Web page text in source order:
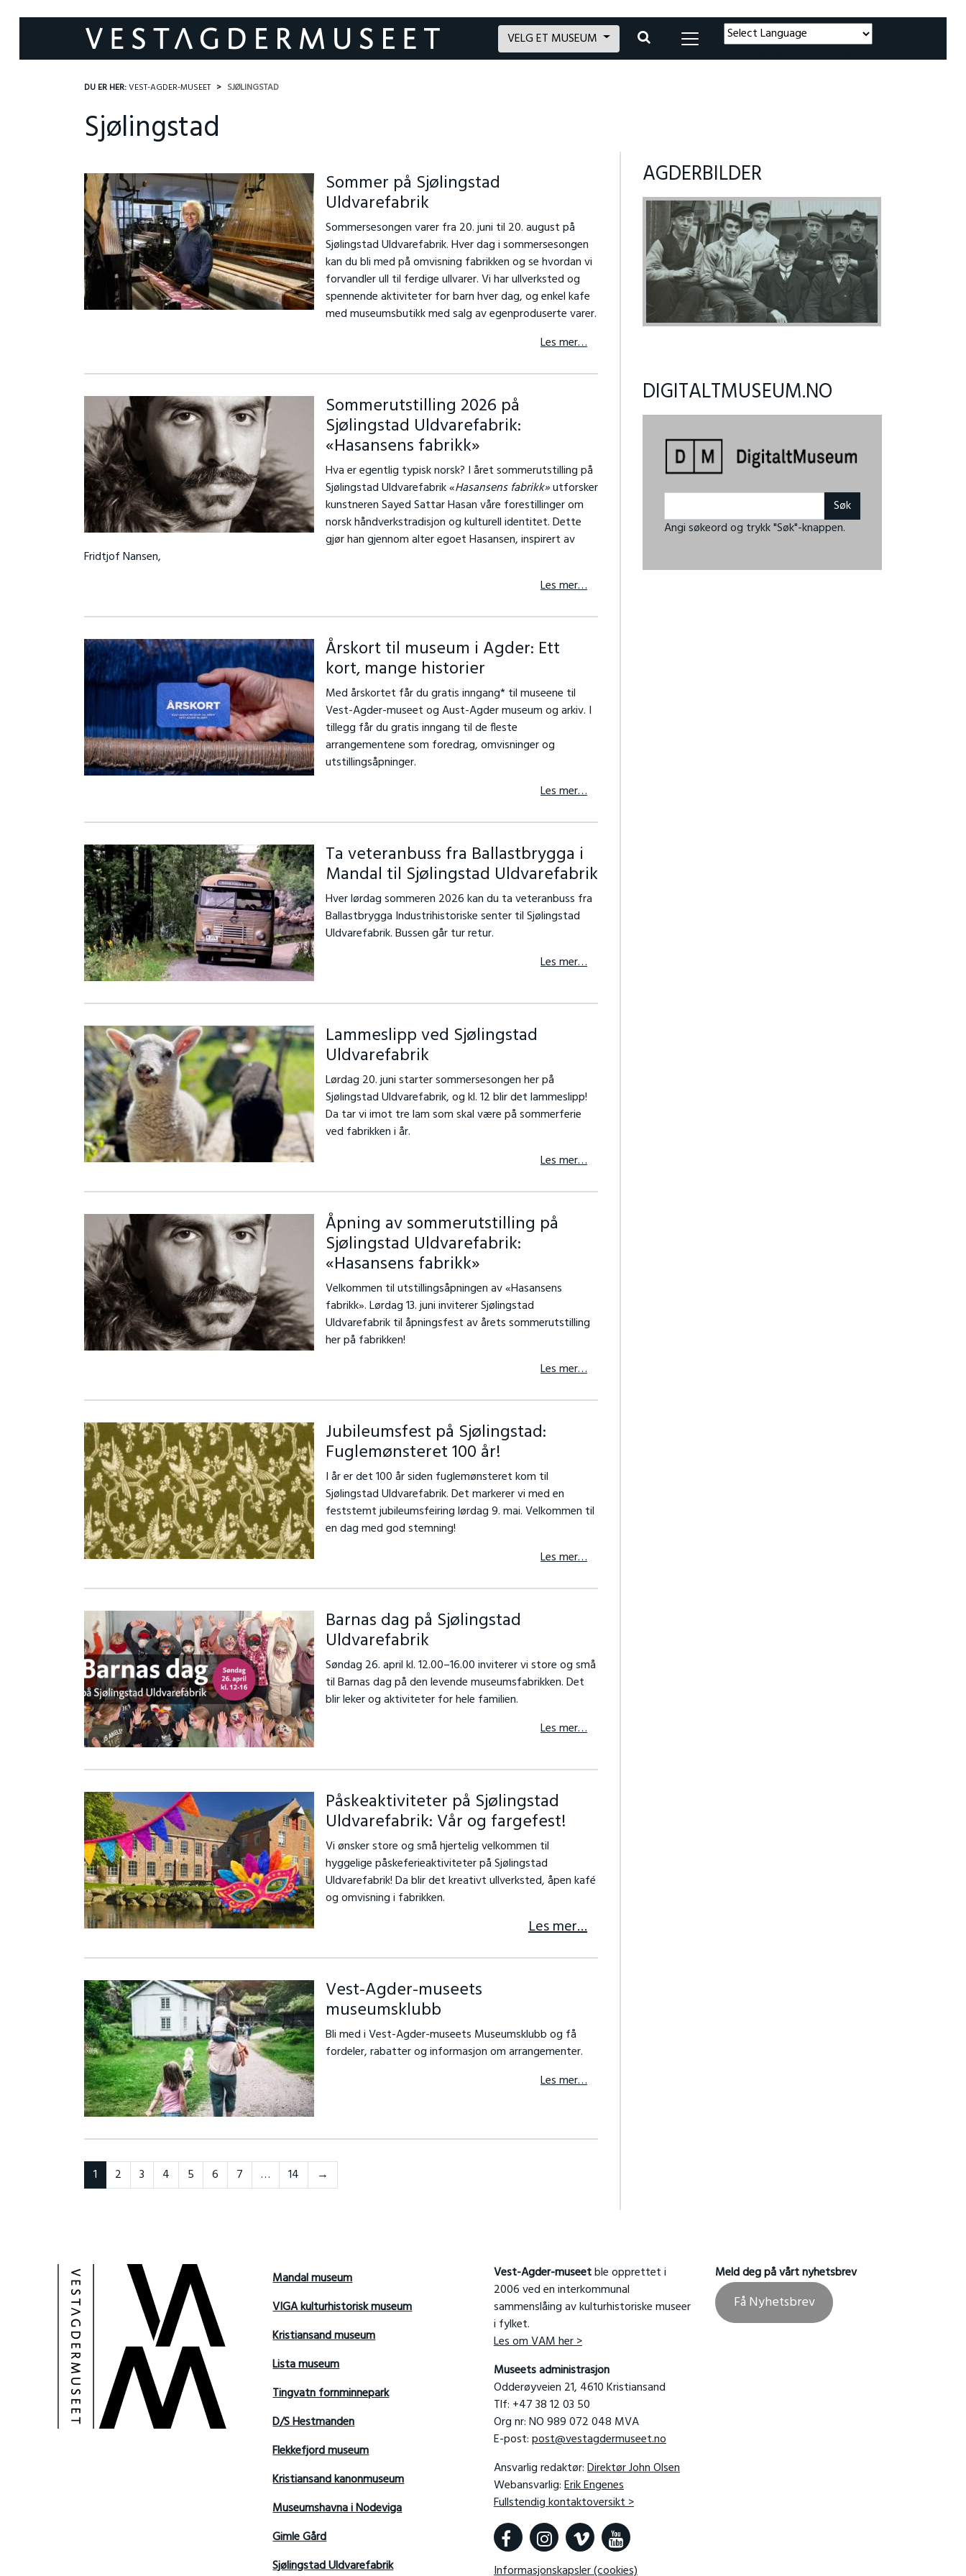
VELG ET MUSEUM
DU ER HER:VEST-AGDER-MUSEET SJØLINGSTAD
Sjølingstad
Sommer på Sjølingstad
Uldvarefabrik
Sommersesongen varer fra 20. juni til 20. august på
Sjølingstad Uldvarefabrik. Hver dag i sommersesongen
kan du bli med på omvisning fabrikken og se hvordan vi
forvandler ull til ferdige ullvarer.Vi har ullverksted og
spennende aktiviteter for barn hver dag, og enkel kafe
med museumsbutikk med salg av egenproduserte varer.
Les mer…
Sommerutstilling 2026 på
Sjølingstad Uldvarefabrik:
«Hasansens fabrikk»
Hva er egentlig typisk norsk? I året sommerutstilling på
Sjølingstad Uldvarefabrik «Hasansens fabrikk»utforsker
kunstneren Sayed Sattar Hasan våre forestillinger om
norsk håndverkstradisjon og kulturell identitet. Dette
gjør han gjennom alter egoet Hasansen, inspirert av
Fridtjof Nansen,
Les mer…
Årskort til museum i Agder: Ett
kort, mange historier
Med årskortet får du gratis inngang* til museene til
Vest-Agder-museet og Aust-Agder museum og arkiv. I
tillegg får du gratis inngang til de fleste
arrangementene som foredrag, omvisninger og
utstillingsåpninger.
Les mer…
Ta veteranbuss fra Ballastbrygga i
Mandal til Sjølingstad Uldvarefabrik
Hver lørdag sommeren 2026 kan du ta veteranbuss fra
Ballastbrygga Industrihistoriske senter tilSjølingstad
Uldvarefabrik. Bussen går tur retur.
Les mer…
Lammeslipp ved Sjølingstad
Uldvarefabrik
Lørdag 20. juni starter sommersesongen her på
Sjølingstad Uldvarefabrik, og kl. 12 blir det lammeslipp!
Da tar vi imot tre lam som skal være på sommerferie
ved fabrikken i år.
Les mer…
Åpning av sommerutstilling på
Sjølingstad Uldvarefabrik:
«Hasansens fabrikk»
Velkommen til utstillingsåpningen av «Hasansens
fabrikk». Lørdag 13. juni inviterer Sjølingstad
Uldvarefabrik til åpningsfest av årets sommerutstilling
her på fabrikken!
Les mer…
Jubileumsfest på Sjølingstad:
Fuglemønsteret 100 år!
I år er det 100 år siden fuglemønsteret kom til
Sjølingstad Uldvarefabrik. Det markerer vi med en
feststemt jubileumsfeiring lørdag 9. mai. Velkommen til
en dag med god stemning!
Les mer…
Barnas dag på Sjølingstad
Uldvarefabrik
Søndag 26. april kl. 12.00–16.00 inviterer vi store og små
til Barnas dag på den levende museumsfabrikken. Det
blir leker og aktiviteter for hele familien.
Les mer…
Påskeaktiviteter på Sjølingstad
Uldvarefabrik: Vår og fargefest!
Vi ønsker store og små hjertelig velkommen til
hyggelige påskeferieaktiviteter på Sjølingstad
Uldvarefabrik! Da blir det kreativt ullverksted, åpen kafé
og omvisning i fabrikken.
Les mer…
Vest-Agder-museets
museumsklubb
Bli med i Vest-Agder-museets Museumsklubb og få
fordeler, rabatter og informasjon om arrangementer.
Les mer…
1 2 3 4 5 6 7 … 14 →
AGDERBILDER
DIGITALTMUSEUM.NO
Angi søkeord og trykk "Søk"-knappen.
Mandal museum
VIGA kulturhistorisk museum
Kristiansand museum
Lista museum
Tingvatn fornminnepark
D/S Hestmanden
Flekkefjord museum
Kristiansand kanonmuseum
Museumshavna i Nodeviga
Gimle Gård
Sjølingstad Uldvarefabrik
Vest-Agder-museetble opprettet i
2006 ved en interkommunal
sammenslåing av kulturhistoriske museer
i fylket.
Les om VAM her >
Museets administrasjon
Odderøyveien 21, 4610 Kristiansand
Tlf: +47 38 12 03 50
Org nr: NO 989 072 048 MVA
E-post:post@vestagdermuseet.no
Ansvarlig redaktør:Direktør John Olsen
Webansvarlig:Erik Engenes
Fullstendig kontaktoversikt >
Informasjonskapsler (cookies)
Meld deg på vårt nyhetsbrev
Få Nyhetsbrev